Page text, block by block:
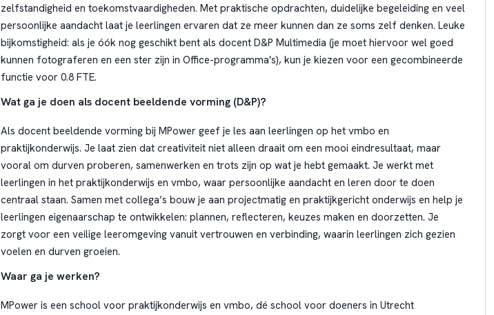
zelfstandigheid en toekomstvaardigheden. Met praktische opdrachten, duidelijke begeleiding en veel
persoonlijke aandacht laat je leerlingen ervaren dat ze meer kunnen dan ze soms zelf denken. Leuke
bijkomstigheid: als je óók nog geschikt bent als docent D&P Multimedia (je moet hiervoor wel goed
kunnen fotograferen en een ster zijn in Office-programma's), kun je kiezen voor een gecombineerde
functie voor 0.8 FTE.
Wat ga je doen als docent beeldende vorming (D&P)?
Als docent beeldende vorming bij MPower geef je les aan leerlingen op het vmbo en
praktijkonderwijs. Je laat zien dat creativiteit niet alleen draait om een mooi eindresultaat, maar
vooral om durven proberen, samenwerken en trots zijn op wat je hebt gemaakt. Je werkt met
leerlingen in het praktijkonderwijs en vmbo, waar persoonlijke aandacht en leren door te doen
centraal staan. Samen met collega’s bouw je aan projectmatig en praktijkgericht onderwijs en help je
leerlingen eigenaarschap te ontwikkelen: plannen, reflecteren, keuzes maken en doorzetten. Je
zorgt voor een veilige leeromgeving vanuit vertrouwen en verbinding, waarin leerlingen zich gezien
voelen en durven groeien.
Waar ga je werken?
MPower is een school voor praktijkonderwijs en vmbo, dé school voor doeners in Utrecht